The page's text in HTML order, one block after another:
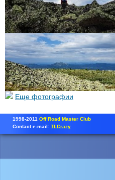
Еще фотографии
1998-2011 Off Road Master Club
Contact e-mail: TLCrazy